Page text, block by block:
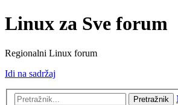
Linux za Sve forum
Regionalni Linux forum
Idi na sadržaj
Pretražnik